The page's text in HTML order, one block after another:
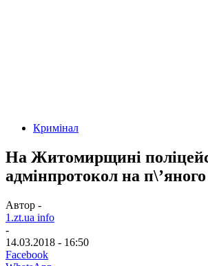
Кримінал
На Житомирщині
адмінпротокол на п\’яного
Автор -
1.zt.ua info
-
14.03.2018 - 16:50
Facebook